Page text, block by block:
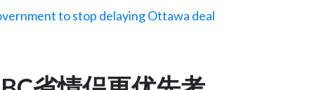
to stop delaying Ottawa deal